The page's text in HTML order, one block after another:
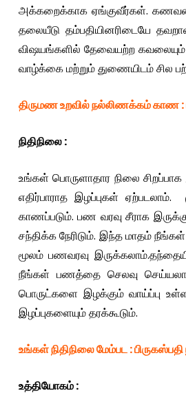
அக்கறைக்காக ஏங்குவீர்கள். கணவன்
தலையீடு தம்பதியினரிடையே
விஷயங்களில் தேவையற்ற கவலையும்
வாழ்க்கை மற்றும் துணையிடம் சில
திருமண உறவில் நல்லிணக்கம் காண:
நிதிநிலை:
உங்கள் பொருளாதார நிலை
எதிர்பாராத இழப்புகள்
காணப்படும். பண வரவு சீராக
சந்திக்க நேரிடும். இந்த மாதம்
மூலம் பணவரவு
நீங்கள் பணத்தை செலவு செய்யலாம்.
பொருட்களை இழக்கும் வாய்ப்பு
இழப்புகளையும் தரக்கூடும்.
உங்கள் நிதிநிலை மேம்பட:
உத்தியோகம்: